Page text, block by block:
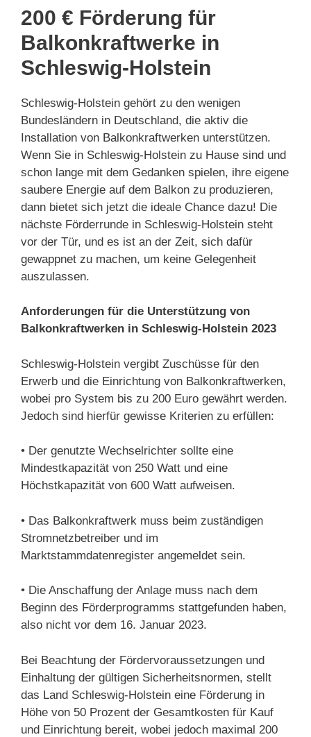
200 € Förderung für
Balkonkraftwerke in
Schleswig-Holstein
Schleswig-Holstein gehört zu den wenigen
Bundesländern in Deutschland, die aktiv die
Installation von Balkonkraftwerken unterstützen.
Wenn Sie in Schleswig-Holstein zu Hause sind und
schon lange mit dem Gedanken spielen, ihre eigene
saubere Energie auf dem Balkon zu produzieren,
dann bietet sich jetzt die ideale Chance dazu! Die
nächste Förderrunde in Schleswig-Holstein steht
vor der Tür, und es ist an der Zeit, sich dafür
gewappnet zu machen, um keine Gelegenheit
auszulassen.
Anforderungen für die Unterstützung von
Balkonkraftwerken in Schleswig-Holstein 2023
Schleswig-Holstein vergibt Zuschüsse für den
Erwerb und die Einrichtung von Balkonkraftwerken,
wobei pro System bis zu 200 Euro gewährt werden.
Jedoch sind hierfür gewisse Kriterien zu erfüllen:
• Der genutzte Wechselrichter sollte eine
Mindestkapazität von 250 Watt und eine
Höchstkapazität von 600 Watt aufweisen.
• Das Balkonkraftwerk muss beim zuständigen
Stromnetzbetreiber und im
Marktstammdatenregister angemeldet sein.
• Die Anschaffung der Anlage muss nach dem
Beginn des Förderprogramms stattgefunden haben,
also nicht vor dem 16. Januar 2023.
Bei Beachtung der Fördervoraussetzungen und
Einhaltung der gültigen Sicherheitsnormen, stellt
das Land Schleswig-Holstein eine Förderung in
Höhe von 50 Prozent der Gesamtkosten für Kauf
und Einrichtung bereit, wobei jedoch maximal 200